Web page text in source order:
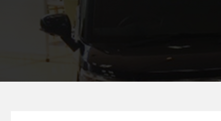
地域でさがす
地図でさがす
試乗車でさがす
カーラインアップ一覧
乗用車
軽自動車
メンテナンス・サービスト
車検・定期点検をする
カーケアをする